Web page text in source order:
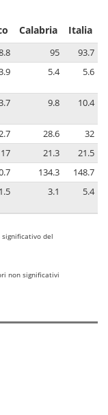
Calabria Italia
95
93.7
5.4 5.6
9.8 10.4
28.6
32
17 21.3
21.5
134.3
148.7
1.5 3.1 5.4
del
non significativi